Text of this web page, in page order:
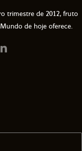
trimestre de 2012, fruto
de hoje oferece.